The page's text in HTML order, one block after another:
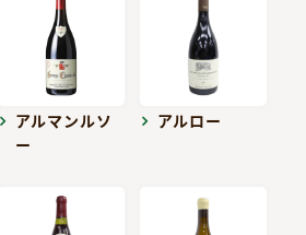
アルマンルソ
ー
アルロー